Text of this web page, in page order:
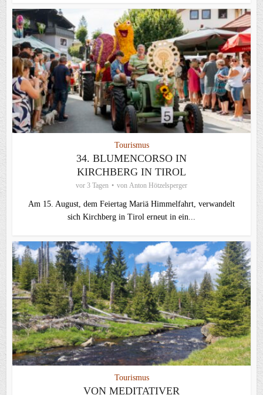
Tourismus
34. BLUMENCORSO IN
KIRCHBERG IN TIROL
vor 3 Tagen von Anton Hötzelsperger
Am 15. August, dem Feiertag Mariä Himmelfahrt, verwandelt
sich Kirchberg in Tirol erneut in ein...
Tourismus
VON MEDITATIVER